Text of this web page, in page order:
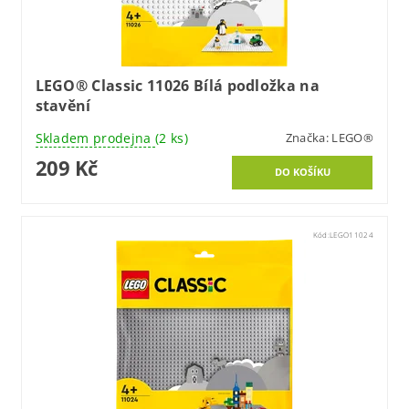
LEGO® Classic 11026 Bílá podložka na
stavění
Skladem prodejna (2 ks) Značka: LEGO®
209 Kč
Kód:LEGO11024